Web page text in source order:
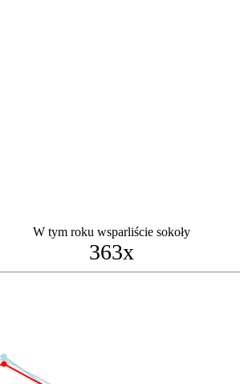
W tym roku wsparliście sokoły
363x